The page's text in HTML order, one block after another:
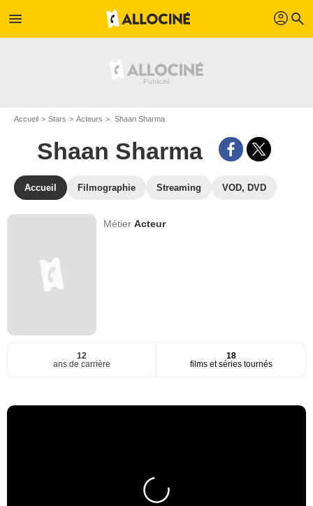
menu profil search
Accueil Stars Acteurs Shaan Sharma
Shaan Sharma
Accueil Filmographie Streaming VOD, DVD
MétierActeur
12
ans de carrière
18
films et séries tournés